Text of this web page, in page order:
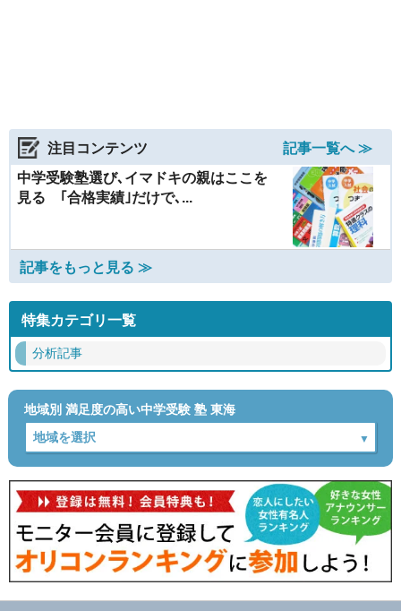
注目コンテンツ
記事一覧へ ≫
中学受験塾選び､イマドキの親はここを
見る ｢合格実績｣だけで､...
記事をもっと見る ≫
特集カテゴリ一覧
分析記事
地域別 満足度の高い中学受験 塾 東海